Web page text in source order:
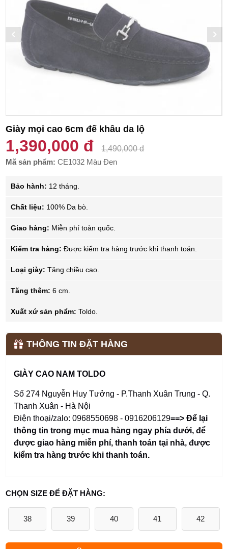
Giày mọi cao 6cm đế khâu da lộ
1,390,000 đ
1,490,000 đ
Mã sản phẩm:CE1032 Màu Đen
Bảo hành: 12 tháng.
Chất liệu: 100% Da bò.
Giao hàng: Miễn phí toàn quốc.
Kiểm tra hàng: Được kiểm tra hàng trước khi thanh toán.
Loại giày: Tăng chiều cao.
Tăng thêm: 6 cm.
Xuất xứ sản phẩm: Toldo.
THÔNG TIN ĐẶT HÀNG
GIÀY CAO NAM TOLDO
Số 274 Nguyễn Huy Tưởng - P.Thanh Xuân Trung - Q.
Thanh Xuân - Hà Nội
Điện thoại/zalo: 0968550698 - 0916206129==> Để lại
thông tin trong mục mua hàng ngay phía dưới,để
được giao hàng miễn phí, thanh toán tại nhà, được
kiểm tra hàng trước khi thanh toán.
CHỌN SIZE ĐỂ ĐẶT HÀNG:
38 39 40 41 42